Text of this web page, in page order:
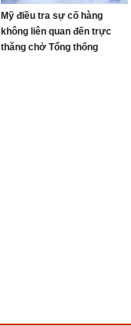
Mỹ điều tra sự cố hàng
không liên quan đến trực
thăng chở Tổng thống